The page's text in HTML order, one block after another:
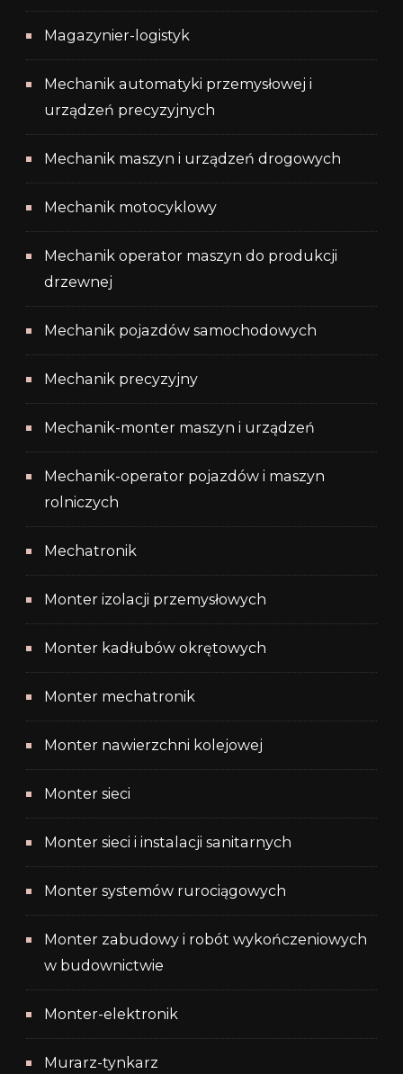
Magazynier-logistyk
Mechanik automatyki przemysłowej i
urządzeń precyzyjnych
Mechanik maszyn i urządzeń drogowych
Mechanik motocyklowy
Mechanik operator maszyn do produkcji
drzewnej
Mechanik pojazdów samochodowych
Mechanik precyzyjny
Mechanik-monter maszyn i urządzeń
Mechanik-operator pojazdów i maszyn
rolniczych
Mechatronik
Monter izolacji przemysłowych
Monter kadłubów okrętowych
Monter mechatronik
Monter nawierzchni kolejowej
Monter sieci
Monter sieci i instalacji sanitarnych
Monter systemów rurociągowych
Monter zabudowy i robót wykończeniowych
w budownictwie
Monter-elektronik
Murarz-tynkarz